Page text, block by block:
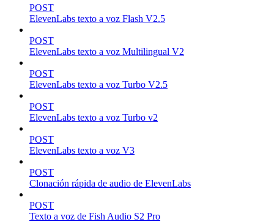
POST
ElevenLabs texto a voz Flash V2.5
POST
ElevenLabs texto a voz Multilingual V2
POST
ElevenLabs texto a voz Turbo V2.5
POST
ElevenLabs texto a voz Turbo v2
POST
ElevenLabs texto a voz V3
POST
Clonación rápida de audio de ElevenLabs
POST
Texto a voz de Fish Audio S2 Pro